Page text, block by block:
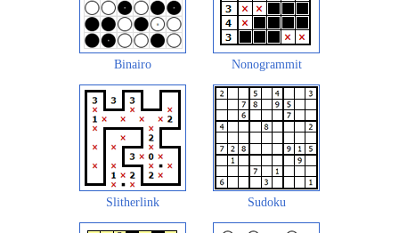
Binairo Nonogrammit
Slitherlink Sudoku